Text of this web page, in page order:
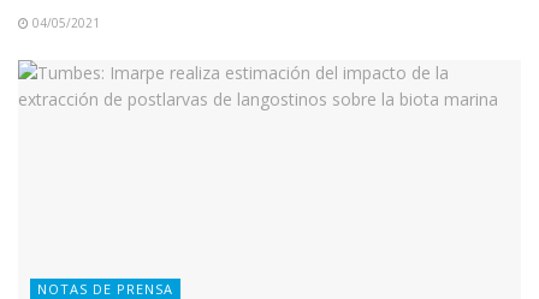
04/05/2021
NOTAS DE PRENSA